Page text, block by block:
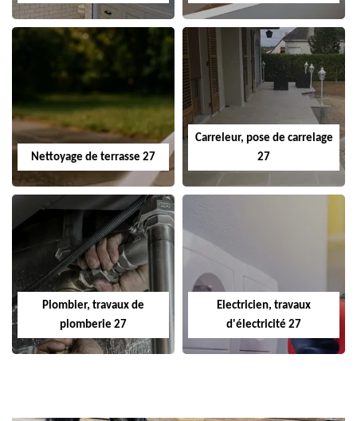
Nettoyage de terrasse 27
Carreleur, pose de carrelage
27
Plombier, travaux de
plomberie 27
Electricien, travaux
d'électricité 27